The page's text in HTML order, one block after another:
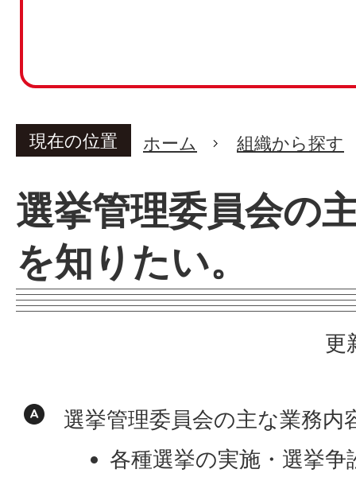
現在の位置 ホーム 組織から探す
選挙管理委員会の
を知りたい。
更
選挙管理委員会の主な業務
各種選挙の実施・選挙争